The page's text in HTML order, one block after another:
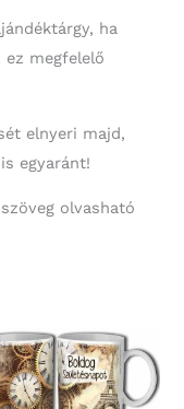
ha
megfelelő
elnyeri majd,
egyaránt!
olvasható